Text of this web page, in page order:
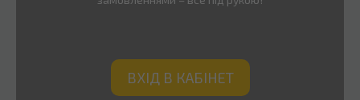
ВХІД В КАБІНЕТ